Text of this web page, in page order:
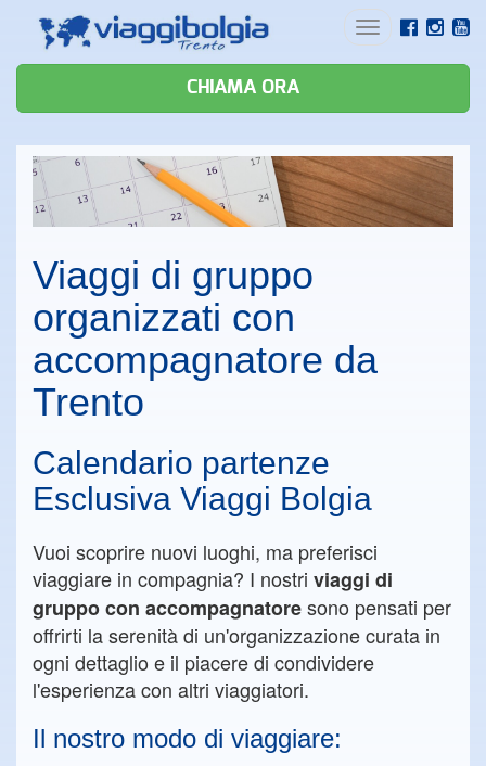
Toggle
CHIAMA ORA
Viaggi di gruppo
organizzati con
accompagnatore da
Trento
Calendario partenze
Esclusiva Viaggi Bolgia
Vuoi scoprire nuovi luoghi, ma preferisci
viaggiare in compagnia? I nostri viaggi di
gruppo con accompagnatoresono pensati per
offrirti la serenità di un'organizzazione curata in
ogni dettaglio e il piacere di condividere
l'esperienza con altri viaggiatori.
Il nostro modo di viaggiare: